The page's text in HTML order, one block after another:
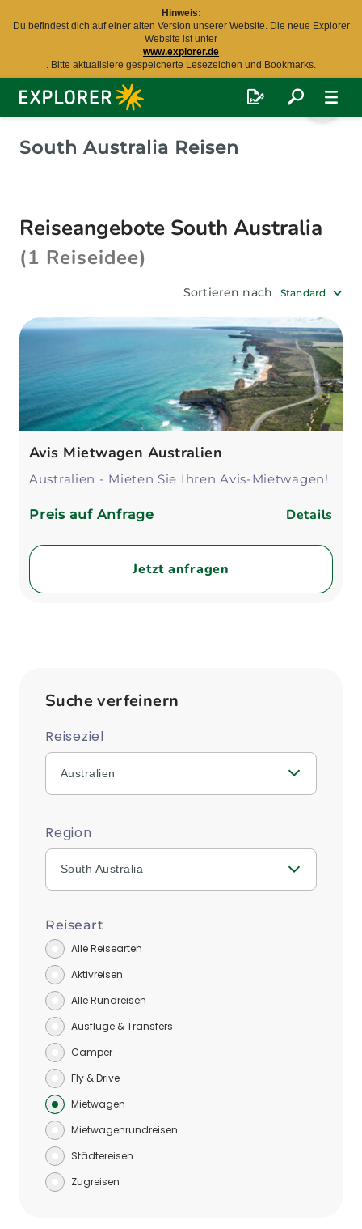
Hinweis:
Du befindest dich auf einer alten Version unserer Website. Die neue Explorer
Website ist unter
www.explorer.de
. Bitte aktualisiere gespeicherte Lesezeichen und Bookmarks.
Explorer
Fernreisen
South Australia Reisen
Reiseangebote South Australia
(1 Reiseidee)
Sortieren nach Standard
Avis Mietwagen Australien
Australien - Mieten Sie Ihren Avis-Mietwagen!
Preis auf Anfrage Details
Jetzt anfragen
Suche verfeinern
Reiseziel
Australien
Region
South Australia
Reiseart
Alle Reisearten
Aktivreisen
Alle Rundreisen
Ausflüge & Transfers
Camper
Fly & Drive
Mietwagen
Mietwagenrundreisen
Städtereisen
Zugreisen